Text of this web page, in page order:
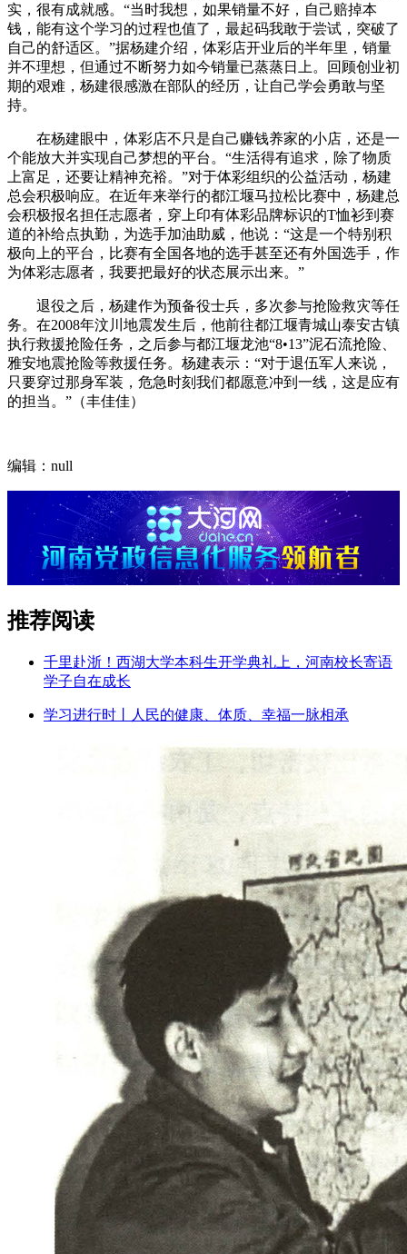
实，很有成就感。“当时我想，如果销量不好，自己赔掉本
钱，能有这个学习的过程也值了，最起码我敢于尝试，突破了
自己的舒适区。”据杨建介绍，体彩店开业后的半年里，销量
并不理想，但通过不断努力如今销量已蒸蒸日上。回顾创业初
期的艰难，杨建很感激在部队的经历，让自己学会勇敢与坚
持。
在杨建眼中，体彩店不只是自己赚钱养家的小店，还是一
个能放大并实现自己梦想的平台。“生活得有追求，除了物质
上富足，还要让精神充裕。”对于体彩组织的公益活动，杨建
总会积极响应。在近年来举行的都江堰马拉松比赛中，杨建总
会积极报名担任志愿者，穿上印有体彩品牌标识的T恤衫到赛
道的补给点执勤，为选手加油助威，他说：“这是一个特别积
极向上的平台，比赛有全国各地的选手甚至还有外国选手，作
为体彩志愿者，我要把最好的状态展示出来。”
退役之后，杨建作为预备役士兵，多次参与抢险救灾等任
务。在2008年汶川地震发生后，他前往都江堰青城山泰安古镇
执行救援抢险任务，之后参与都江堰龙池“8•13”泥石流抢险、
雅安地震抢险等救援任务。杨建表示：“对于退伍军人来说，
只要穿过那身军装，危急时刻我们都愿意冲到一线，这是应有
的担当。”（丰佳佳）
编辑：null
推荐阅读
千里赴浙！西湖大学本科生开学典礼上，河南校长寄语
学子自在成长
学习进行时丨人民的健康、体质、幸福一脉相承